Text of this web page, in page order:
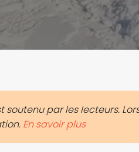
soutenu par les lecteurs.
En savoir plus